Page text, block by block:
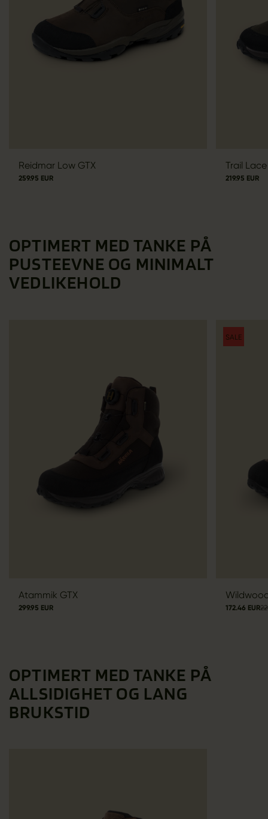
Reidmar Low GTX
259.95 EUR
Trail
219.95 EUR
OPTIMERT MED TANKE PÅ
PUSTEEVNE OG MINIMALT
VEDLIKEHOLD
Atammik GTX
299.95 EUR
SALE
172.46 EUR
OPTIMERT MED TANKE PÅ
ALLSIDIGHET OG LANG
BRUKSTID